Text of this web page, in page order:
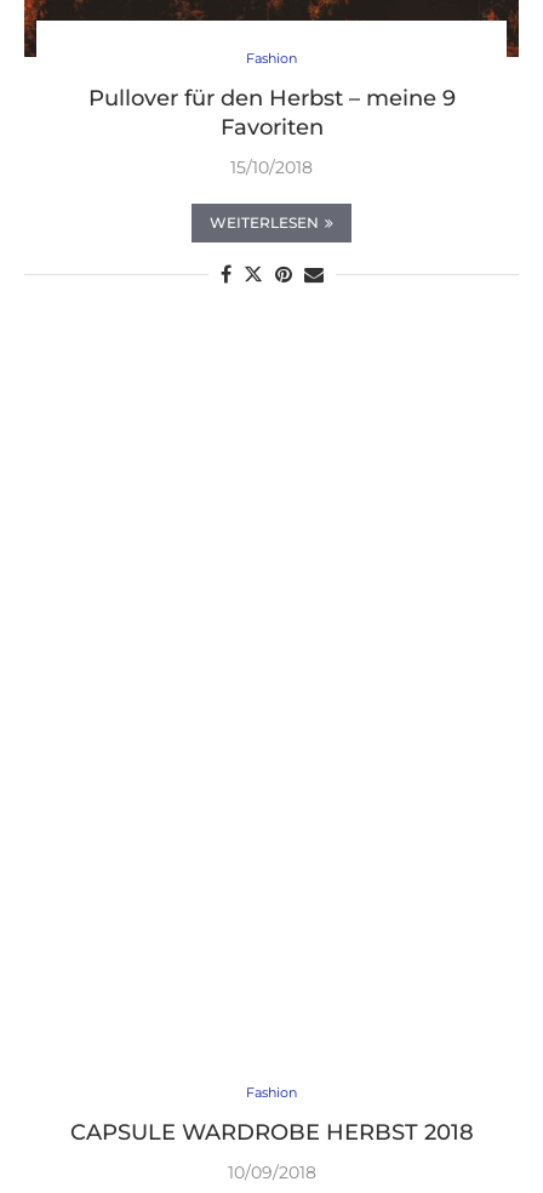
Fashion
Pullover für den Herbst – meine 9
Favoriten
15/10/2018
WEITERLESEN
Fashion
CAPSULE WARDROBE HERBST 2018
10/09/2018